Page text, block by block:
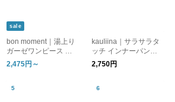
sale
bon moment｜湯上り
ガーゼワンピース ル
ームワンピース
2,475円～
kauliina｜サラサラタ
ッチ インナーパンツ
吸水速乾 接触冷感 日
本製
2,750円